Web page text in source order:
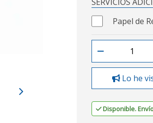
Papel de
Lo he
Disponible.